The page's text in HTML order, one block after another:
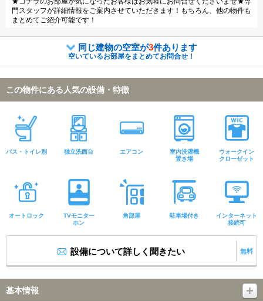
門スタッフが詳細情報をご案内させていただきます！もちろん、他の物件も
まとめてご紹介可能です！
同じ建物の空室が3件あります
空いているお部屋をまとめてお問合せ！
この物件にある人気の設備・特徴
バス・トイレ別 独立洗面台 エアコン
室内洗濯機
置き場
ウォークイン
クローゼット
オートロック
TVモニター
ホン
角部屋 駐車場付き
インターネット
接続可
設備について詳しく聞きたい 無料
基本情報